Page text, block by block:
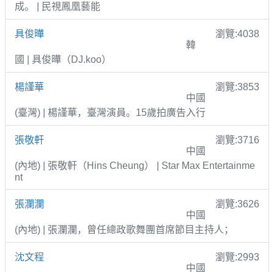
成。 | 民視鳳凰藝能
具俊曄
瀏覽:4038
韓
國 | 具俊曄（DJ.koo）
楊謹華
瀏覽:3853
中國
(臺灣) | 楊謹華，臺灣演員。15歲拍廣告入行
張敬軒
瀏覽:3716
中國
(內地) | 張敬軒（Hins Cheung） | Star Max Entertainme
nt
張瀾瀾
瀏覽:3626
中國
(內地) | 張瀾瀾，曾任總政歌舞團首席節目主持人；
沈文程
瀏覽:2993
中國